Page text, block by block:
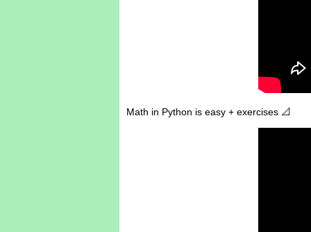
Math in Python is easy + exercises 📐